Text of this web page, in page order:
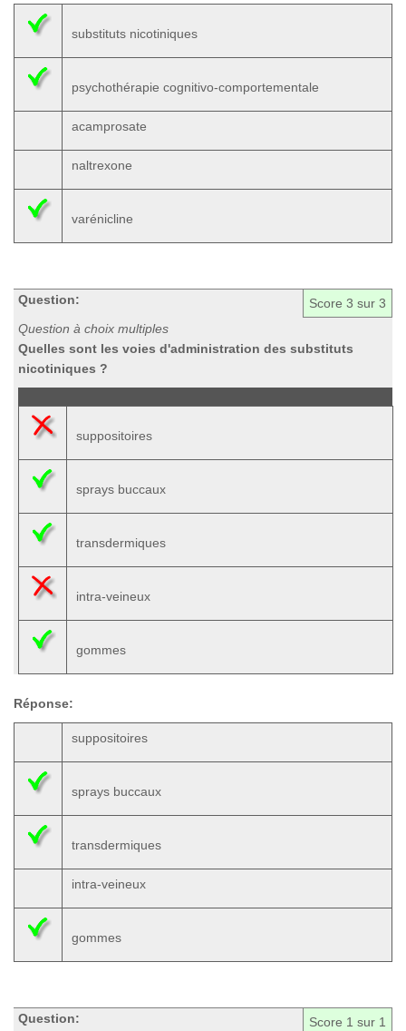
substituts nicotiniques
psychothérapie cognitivo-comportementale
acamprosate
naltrexone
varénicline
Score 3 sur 3
Question:
Question à choix multiples
Quelles sont les voies d'administration des substituts
nicotiniques ?
suppositoires
sprays buccaux
transdermiques
intra-veineux
gommes
Réponse:
suppositoires
sprays buccaux
transdermiques
intra-veineux
gommes
Score 1 sur 1
Question: